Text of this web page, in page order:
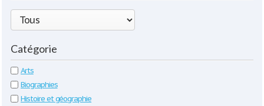
Catégorie
Arts
Biographies
Histoire et géographie